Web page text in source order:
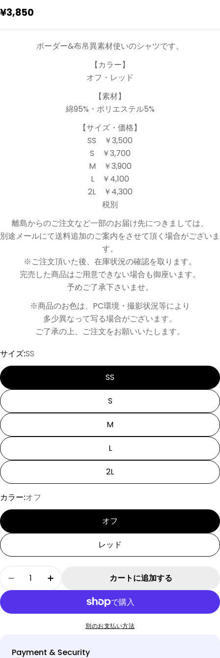
通
¥3,850
ボーダー&布帛異素材使いのシャツです。
【カラー】
オフ・レッド
【素材】
綿95%・ポリエステル5%
【サイズ・価格】
SS ￥3,500
S ￥3,700
M ￥3,900
L ￥4,100
2L ￥4,300
税別
離島からのご注文など一部のお届け先につきましては、
別途メールにて送料追加のご案内をさせて頂く場合がございま
す。
※ご注文頂いた後、在庫状況の確認を取ります。
完売した商品はご用意できない場合も御座います。
予めご了承下さいませ。
※商品のお色は、PC環境・撮影状況等により
多少異なって写る場合がございます。
ご了承の上、ご注文をお願いいたします。
サイズ:SS
SS
S
M
L
2L
カラー:オフ
オフ
レッド
数
量
[SAD20390-38]ボーダー切り替えTシャツの数量
[SAD20390-38]ボーダー切り替えTシャ
カートに追加する
別のお支払い方法
Payment & Security